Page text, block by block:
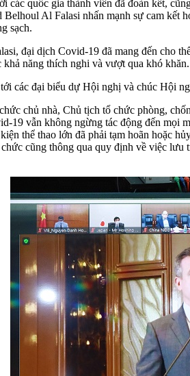
quốc gia thành viên đã đoàn kết,
Al Falasi nhấn mạnh sự cam
sạch.
đại dịch Covid-19 đã mang đến cho
năng thích nghi và vượt qua khó khăn.
các đại biểu dự Hội nghị và chúc Hội
chủ nhà, Chủ tịch tổ chức phòng,
19 vẫn không ngừng tác động đến
thể thao lớn đã phải tạm hoãn hoặc
cũng thông qua quy định về việc